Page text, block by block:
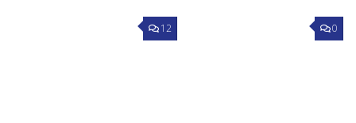
12 0